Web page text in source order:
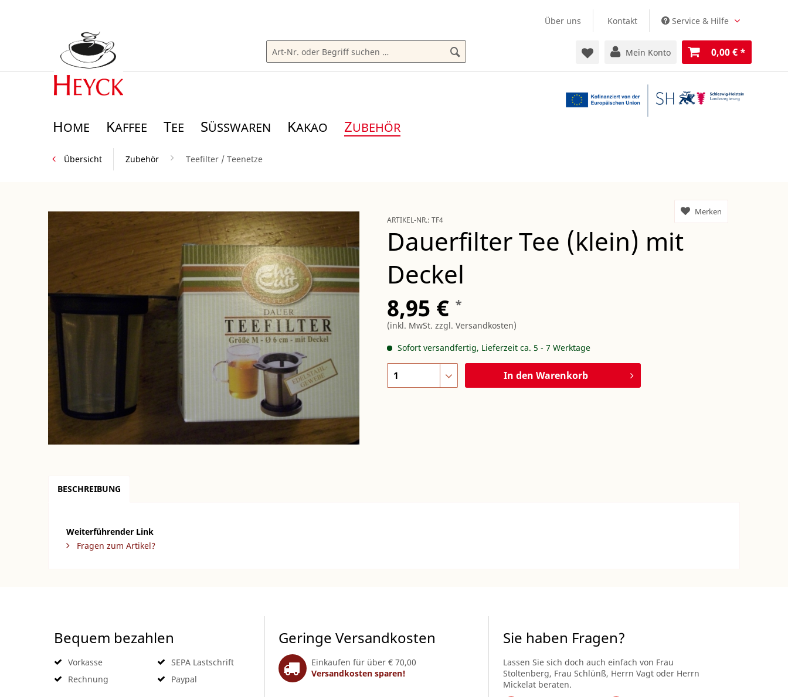
Über uns Kontakt Service & Hilfe
Mein Konto 0,00 € *
HOME KAFFEE TEE SÜSSWAREN KAKAO ZUBEHÖR
Übersicht Zubehör Teefilter / Teenetze
ARTIKEL-NR.:TF4
Dauerfilter Tee (klein) mit
Deckel
8,95 € *
(inkl. MwSt.zzgl. Versandkosten)
Sofort versandfertig, Lieferzeit ca. 5 - 7 Werktage
In den Warenkorb
Merken
BESCHREIBUNG
Weiterführender Link
Fragen zum Artikel?
Bequem bezahlen
Vorkasse
Rechnung
SEPA Lastschrift
Paypal
Geringe Versandkosten
Einkaufen für über € 70,00
Versandkosten sparen!
Sie haben Fragen?
Lassen Sie sich doch auch einfach von Frau
Stoltenberg, Frau Schlünß, Herrn Vagt oder Herrn
Mickelat beraten.